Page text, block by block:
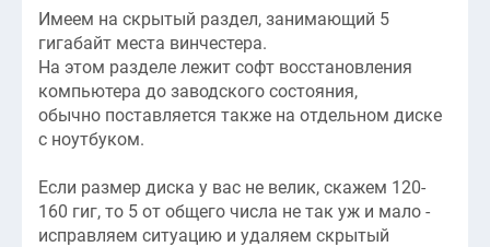
Имеем на скрытый раздел, занимающий 5
гигабайт места винчестера.
На этом разделе лежит софт восстановления
компьютера до заводского состояния,
обычно поставляется также на отдельном диске
с ноутбуком.
Если размер диска у вас не велик, скажем 120-
160 гиг, то 5 от общего числа не так уж и мало -
исправляем ситуацию и удаляем скрытый